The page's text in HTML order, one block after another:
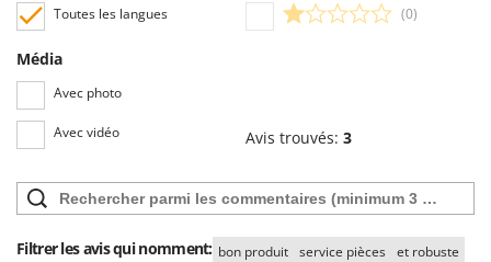
W
Waldner
Weber
Wolf Garten
Wortex
Worx
Toutes les langues
Média
Avec photo
Avec vidéo
(0)
Avis trouvés: 3
Filtrer les avis qui nomment: bon produit service pièces
et robuste